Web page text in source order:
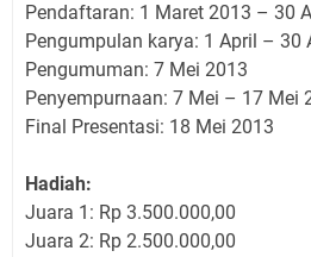
Pendaftaran: 1 Maret 2013 – 30
Pengumpulan karya: 1 April – 30
Pengumuman: 7 Mei 2013
Penyempurnaan: 7 Mei – 17 Mei
Final Presentasi: 18 Mei 2013
Hadiah:
Juara 1: Rp 3.500.000,00
Juara 2: Rp 2.500.000,00